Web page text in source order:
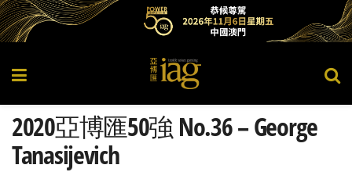
2020亞博匯50強 No.36 – George
Tanasijevich